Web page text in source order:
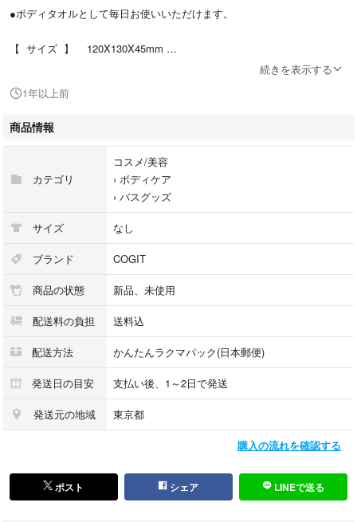
●ボディタオルとして毎日お使いいただけます。
【 サイズ 】 120X130X45mm
【 内容量 】 1枚入
【 製造国 】 日本
【 発売元 】 株式会社コジット
ポリエステル・・・85％
麻・・・10％
ナイロン・・・5％(スリット糸使用)
【 使用方法 】
普段お使いのボディソープ・石けんを一緒にご使用いただけます。
【 注意 】
・配合成分は後加工です。洗濯10回程度で効果はうすれますが
タオルとしては問題なく使用いただけます。
・お肌の弱い方はご使用をおやめください。
・傷やはれものなど、お肌に異常がある場合や日焼けしたお肌
いには使用しないでください。
・お肌を傷めることがありますので強く擦りすぎないでくださ
・強く擦りすぎて赤みがひかない場合は放置せずに専門医など
にご相談ください。
続きを表示する
1年以上前
商品情報
カテゴリ
コスメ/美容
› ボディケア
› バスグッズ
サイズ なし
ブランド COGIT
商品の状態 新品、未使用
配送料の負担 送料込
配送方法 かんたんラクマパック(日本郵便)
発送日の目安 支払い後、1～2日で発送
発送元の地域 東京都
購入の流れを確認する
ポスト シェア LINEで送る